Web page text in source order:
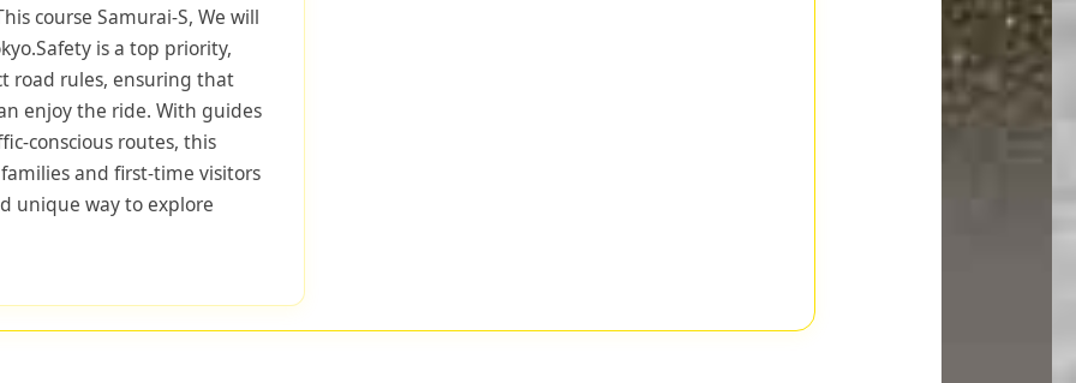
course Samurai-S, We will
is a top priority,
road rules, ensuring that
enjoy the ride. With guides
conscious routes, this
and first-time visitors
unique way to explore